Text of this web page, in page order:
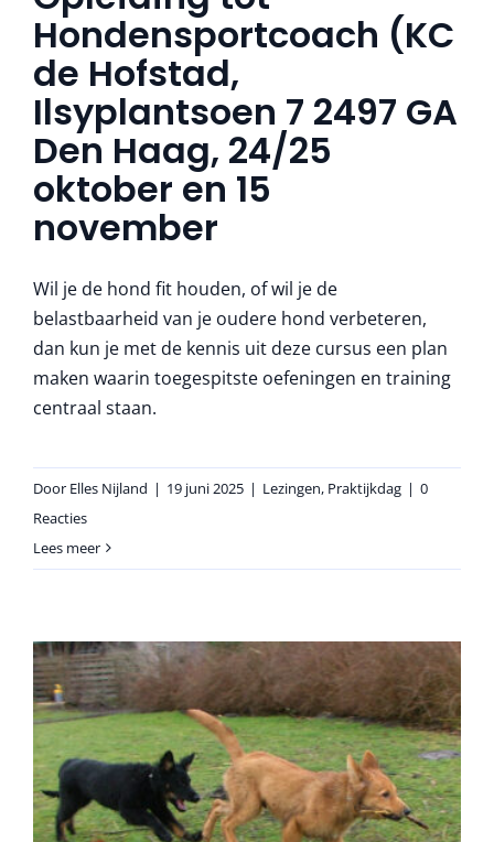
More
Hondensportcoach (KC
de Hofstad,
Ilsyplantsoen 7 2497 GA
Den Haag, 24/25
oktober en 15
november
Wil je de hond fit houden, of wil je de
belastbaarheid van je oudere hond verbeteren,
dan kun je met de kennis uit deze cursus een plan
maken waarin toegespitste oefeningen en training
centraal staan.
Door Elles Nijland | 19 juni 2025 | Lezingen, Praktijkdag | 0
Reacties
Lees meer